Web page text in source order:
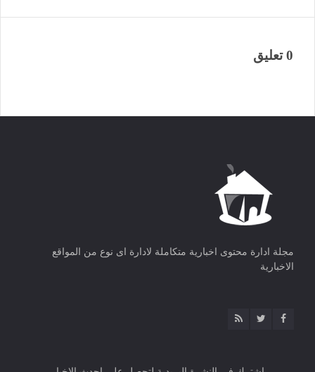
0 تعليق
مجلة ادارة محتوى اخبارية متكاملة لادارة اى نوع من المواقع
الاخبارية